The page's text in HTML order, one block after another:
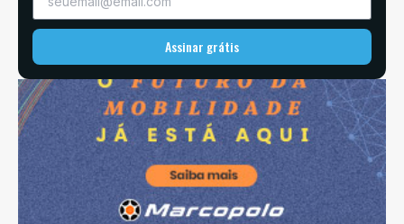
Assinar grátis